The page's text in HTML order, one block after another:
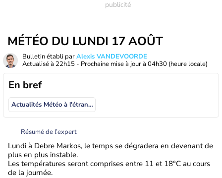
MÉTÉO DU LUNDI 17 AOÛT
Bulletin établi parAlexis VANDEVOORDE
Actualisé à 22h15 - Prochaine mise à jour à 04h30 (heure locale)
En bref
Actualités Météo à l'étranger
Résumé de l’expert
Lundi à Debre Markos, le temps se dégradera en devenant de
plus en plus instable.
Les températures seront comprises entre 11 et 18°C au cours
de la journée.